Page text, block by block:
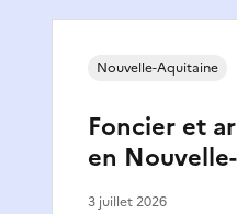
Foncier et
en
Nouvelle-Aquitaine
3 juillet 2026